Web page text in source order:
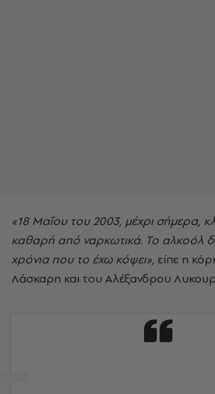
«18 Μαΐου του 2003, μέχρι σήμερα,
καθαρή από ναρκωτικά. Το αλκοόλ
χρόνια που το έχω κόψει», είπε η
Λάσκαρη και του Αλέξανδρου